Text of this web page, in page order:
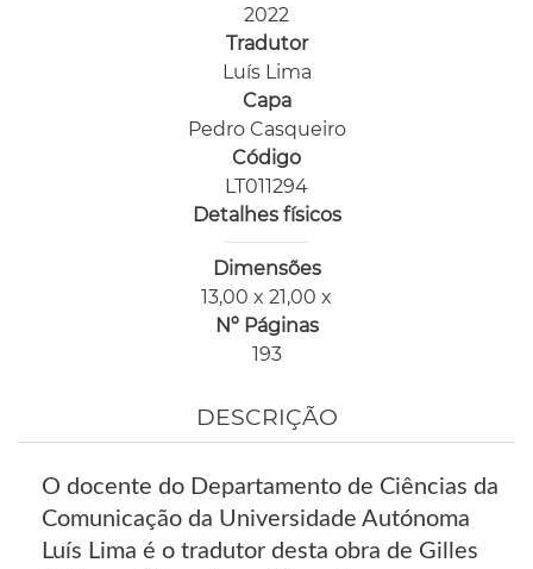
2022
Tradutor
Luís Lima
Capa
Pedro Casqueiro
Código
LT011294
Detalhes físicos
Dimensões
13,00 x 21,00 x
Nº Páginas
193
DESCRIÇÃO
O docente do Departamento de Ciências da
Comunicação da Universidade Autónoma
Luís Lima é o tradutor desta obra de Gilles